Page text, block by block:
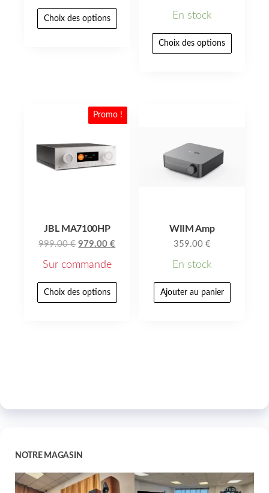
Choix des options En stock
Choix des options
Promo !
JBL MA7100HP
999.00€ 979.00€
Sur commande
Choix des options
WIIM Amp
359.00 €
En stock
Ajouter au panier
NOTRE MAGASIN